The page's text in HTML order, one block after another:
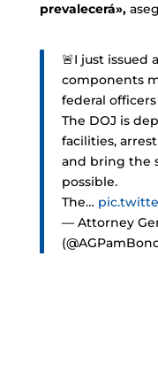
prevalecerá»,
🚨I just issued
components
federal
The DOJ is
facilities,
and bring the
possible.
The…
— Attorney